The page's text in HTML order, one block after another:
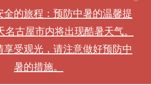
全的旅程：预防中暑的温馨提
古屋市内将出现酷暑天气。
享受观光，请注意做好预防中
暑的措施。